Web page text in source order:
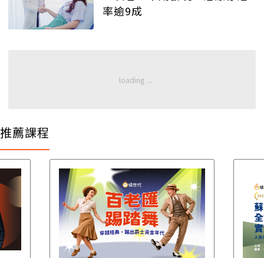
率逾9成
推薦課程